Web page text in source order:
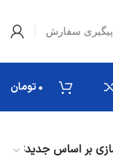
پیگیری سفارش
۰تومان